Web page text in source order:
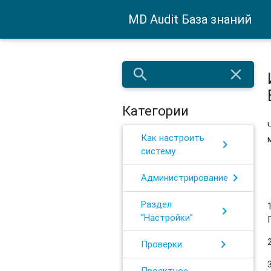
MD Audit База знаний
search close
Категории
Как настроить
систему
chevron_right
Администрированиеchevron_right
Раздел
"Настройки"
chevron_right
Проверки chevron_right